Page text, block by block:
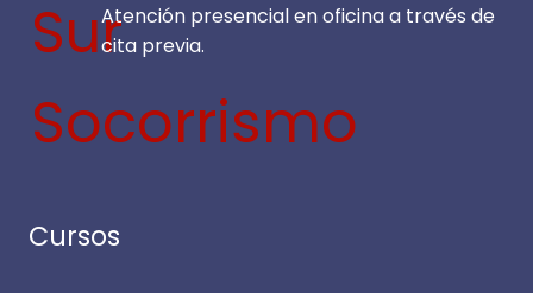
Atención presencial en oficina a través de
cita previa.
Cursos